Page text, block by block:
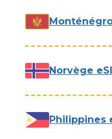
Norvège
Philippines